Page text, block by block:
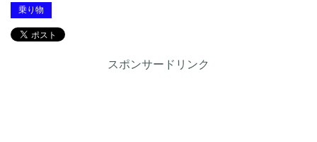
乗り物
スポンサードリンク